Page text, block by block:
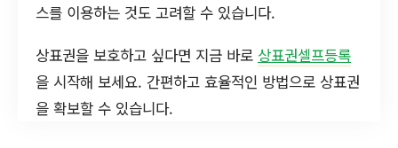
스를 이용하는 것도 고려할 수 있습니다.
상표권을 보호하고 싶다면 지금 바로 상표권셀프등록
을 시작해 보세요. 간편하고 효율적인 방법으로 상표권
을 확보할 수 있습니다.